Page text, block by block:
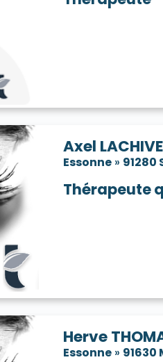
Axel
Essonne »
Thérapeute
Herve
Essonne »